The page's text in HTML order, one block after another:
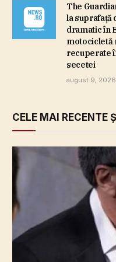
The
la suprafaţă
dramatic în
motocicletă
recuperate
secetei
august 9, 2026
CELE MAI RECENTE